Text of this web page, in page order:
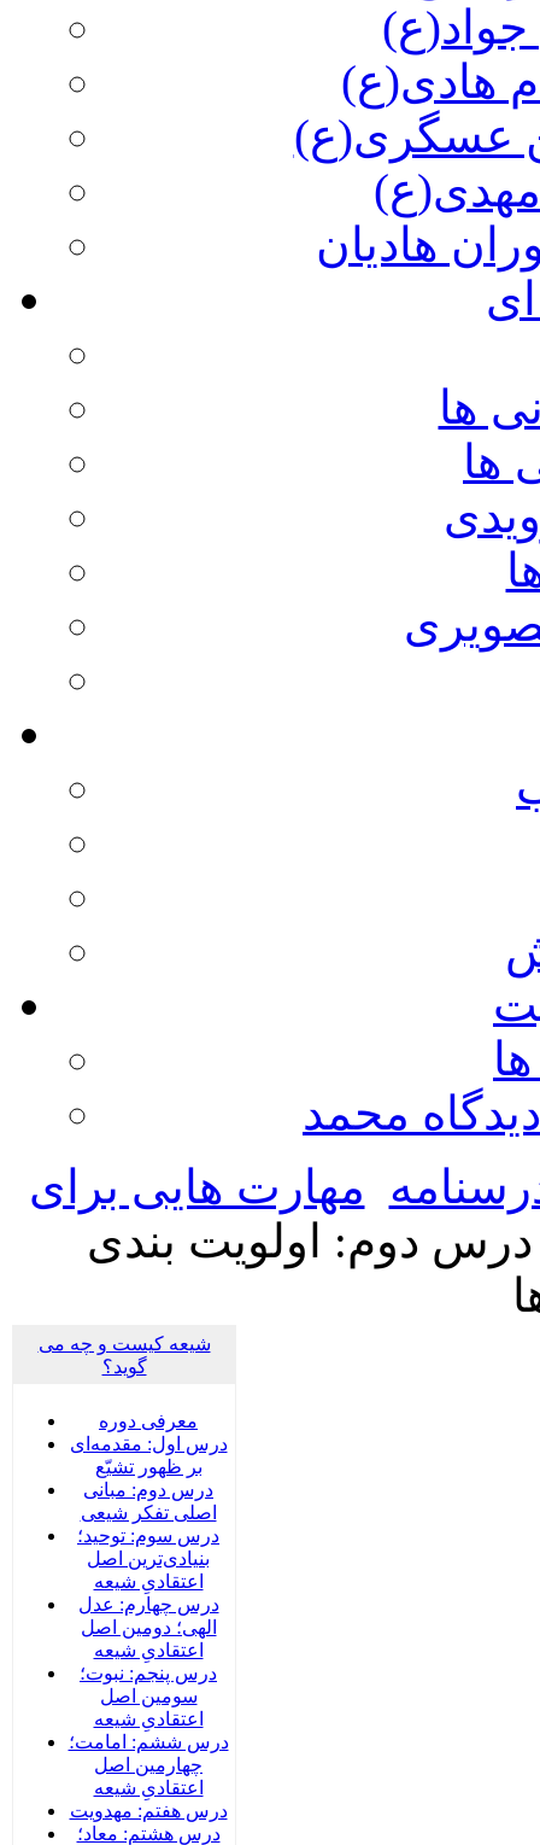
هادی(ع)
عسگری(ع)
هادیان
ها
ها
محمد
مهارت هایی برای
درس دوم: اولویت بندی
شیعه کیست و چه می
گوید؟
معرفی دوره
درس اول: مقدمه‌ای
بر ظهور تشیّع
درس دوم: مبانی
اصلی تفکر شیعی
درس سوم: توحید؛
بنیادی‌‌ترین اصل
اعتقادیِ شیعه
درس چهارم: عدل
الهی؛ دومین اصل
اعتقادیِ شیعه
درس پنجم: نبوت؛
سومین اصل
اعتقادیِ شیعه
درس ششم: امامت؛
چهارمین اصل
اعتقادیِ شیعه
درس هفتم: مهدویت
درس هشتم: معاد؛